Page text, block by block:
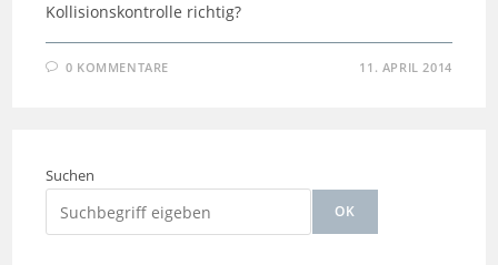
Kollisionskontrolle richtig?
0 KOMMENTARE 11. APRIL 2014
Suchen
OK